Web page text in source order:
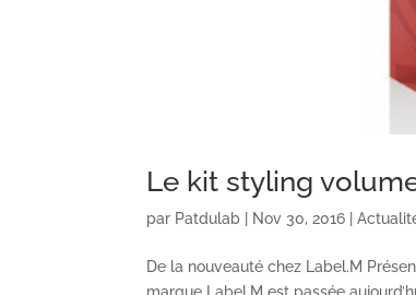
Le kit styling
par Patdulab Nov 30, 2016 |
De la nouveauté chez Label.M
marque Label.M est passée